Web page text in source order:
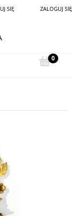
SIĘ ZALOGUJ SIĘ